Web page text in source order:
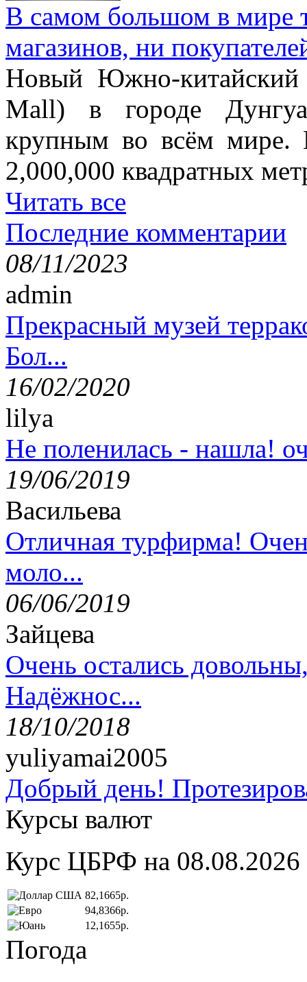
В самом большом в мире
магазинов, ни
Новый Южно-
Mall) в городе
крупным во всём мире.
2,000,000 квадратных
Читать все
Последние комментарии
08/11/2023
admin
Прекрасный музей
Бол...
16/02/2020
lilya
Не поленилась - нашла!
19/06/2019
Васильева
Отличная турфирма!
моло...
06/06/2019
Зайцева
Очень остались
Надёжнос...
18/10/2018
yuliyamai2005
Добрый день!
Курсы валют
Курс ЦБРФ на 08.08.2026
82,1665р.
94,8366р.
12,1655р.
Погода